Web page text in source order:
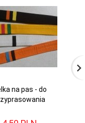
na pas - do